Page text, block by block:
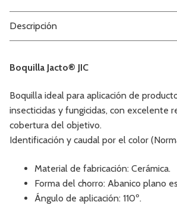
Descripción
Boquilla Jacto® JIC
Boquilla ideal para aplicación de
insecticidas y fungicidas, con excelente
cobertura del objetivo.
Identificación y caudal por el color
Material de fabricación: Cerámica.
Forma del chorro: Abanico plano
Ángulo de aplicación: 110º.